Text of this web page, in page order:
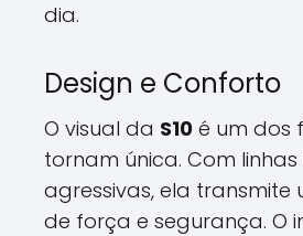
dia.
Design e Conforto
O visual da S10 é um dos
tornam única. Com
agressivas, ela transmite
de força e segurança. O